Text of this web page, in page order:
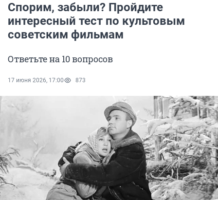
Спорим, забыли? Пройдите
интересный тест по культовым
советским фильмам
Ответьте на 10 вопросов
17 июня 2026, 17:00 873